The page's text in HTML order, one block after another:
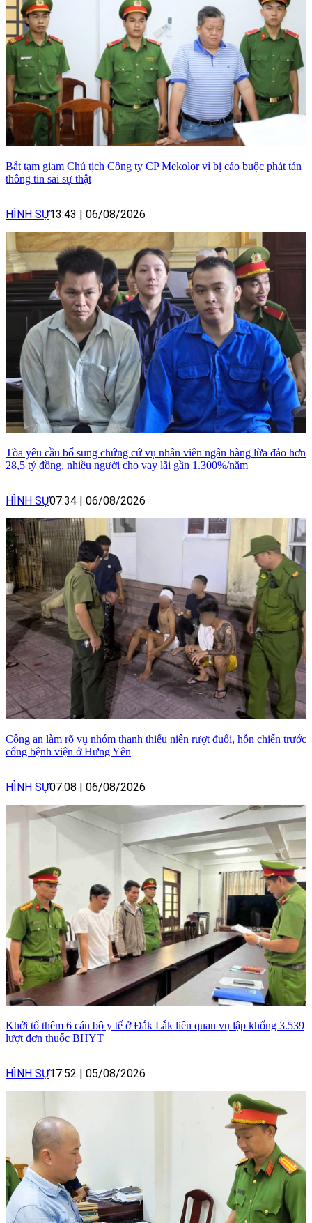
Bắt tạm giam Chủ tịch Công ty CP Mekolor vì bị cáo buộc phát tán
thông tin sai sự thật
HÌNH SỰ13:43 | 06/08/2026
Tòa yêu cầu bổ sung chứng cứ vụ nhân viên ngân hàng lừa đảo hơn
28,5 tỷ đồng, nhiều người cho vay lãi gần 1.300%/năm
HÌNH SỰ07:34 | 06/08/2026
Công an làm rõ vụ nhóm thanh thiếu niên rượt đuổi, hỗn chiến trước
cổng bệnh viện ở Hưng Yên
HÌNH SỰ07:08 | 06/08/2026
Khởi tố thêm 6 cán bộ y tế ở Đắk Lắk liên quan vụ lập khống 3.539
lượt đơn thuốc BHYT
HÌNH SỰ17:52 | 05/08/2026